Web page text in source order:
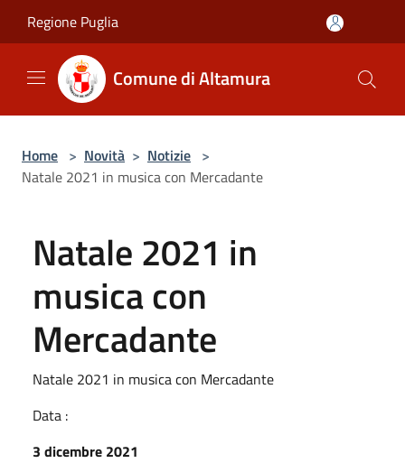
Regione Puglia
Comune di Altamura
Home > Novità > Notizie >
Natale 2021 in musica con Mercadante
Natale 2021 in
musica con
Mercadante
Natale 2021 in musica con Mercadante
Data :
3 dicembre 2021